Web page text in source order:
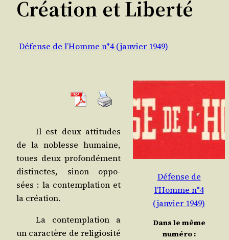
Création et Liberté
Défense de l’Homme n°4 (janvier 1949)
Il est deux atti­tudes
de la noblesse humaine,
toues deux pro­fon­dé­ment
dis­tinctes, sinon oppo­
sées : la contem­pla­tion et
la création.
La contem­pla­tion a
un carac­tère de reli­gio­si­té
Défense de
l’Homme n°4
(janvier 1949)
Dans le même
numéro :